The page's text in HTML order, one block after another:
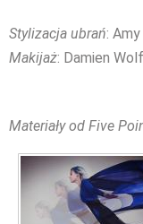
Stylizacja ubrań:
Makijaż: Damien
Materiały od Five